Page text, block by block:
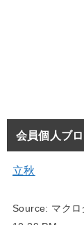
会員個人ブ
立秋
Source: マクロ